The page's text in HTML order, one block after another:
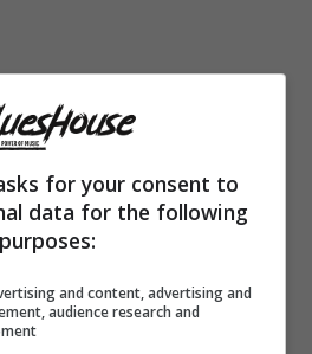
il compagno di Romina
resa mamma per la
53 anni, sedici in più
due figlie avute da una
for your consent to
data for the following
purposes:
and content, advertising and
audience research and